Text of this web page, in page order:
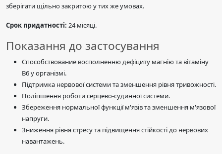
зберігати щільно закритою у тих же умовах.
Срок придатності: 24 місяці.
Показання до застосування
Способствование восполненню дефіциту магнію та вітаміну
В6 у організмі.
Підтримка нервової системи та зменшення рівня тривожності.
Поліпшення роботи серцево-судинної системи.
Збереження нормальної функції м'язів та зменшення м'язової
напруги.
Зниження рівня стресу та підвищення стійкості до нервових
навантажень.